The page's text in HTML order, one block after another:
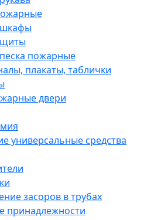
пожарные
плакаты, таблички
двери
универсальные средства
засоров в трубах
принадлежности